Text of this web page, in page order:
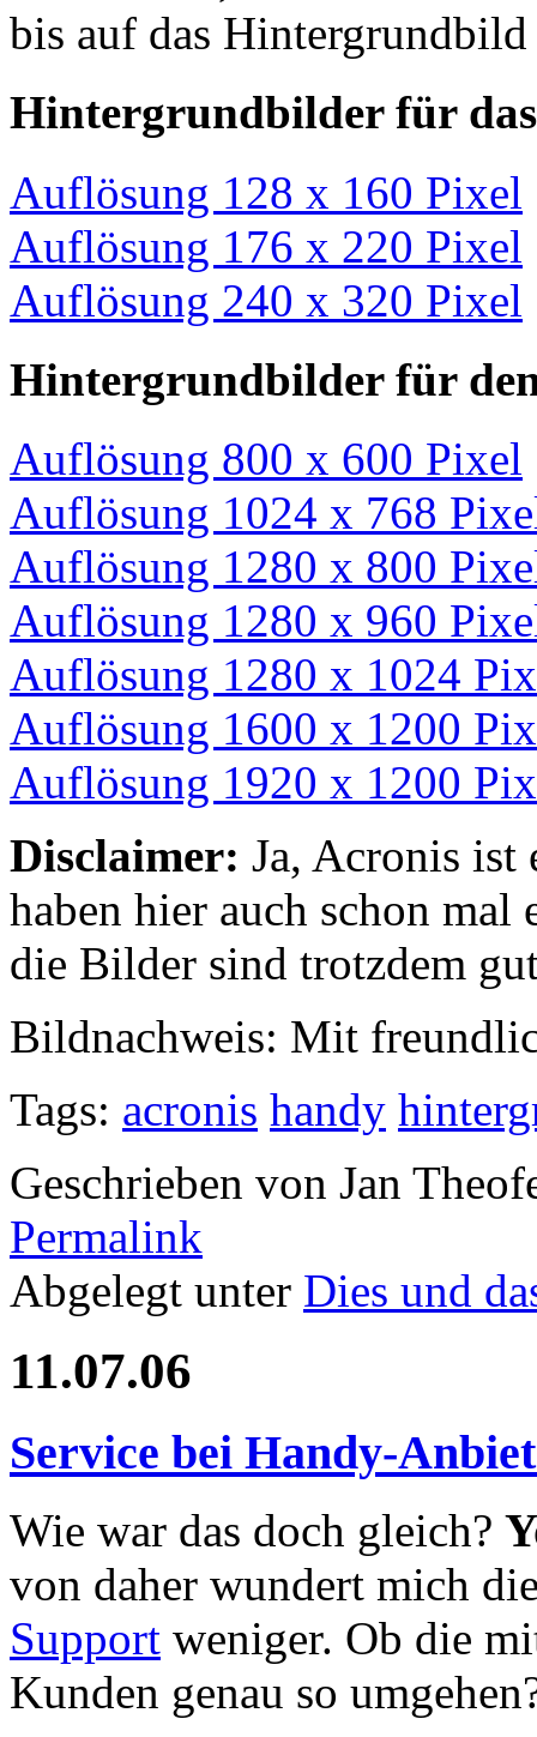
bis auf das
Hintergrundbilder für
Auflösung 128 x 160 Pixel
Auflösung 176 x 220 Pixel
Auflösung 240 x 320 Pixel
Hintergrundbilder für
Auflösung 800 x 600 Pixel
Auflösung 1024 x 768
Auflösung 1280 x 800
Auflösung 1280 x 960
Auflösung 1280 x 1024
Auflösung 1600 x 1200
Auflösung 1920 x 1200
Disclaimer: Ja, Acronis ist
haben hier auch schon mal
die Bilder sind trotzdem
Bildnachweis: Mit
Tags: acronis handy
Geschrieben von Jan
Permalink
Abgelegt unter Dies und
11.07.06
Service bei Handy-
Wie war das doch gleich?
von daher wundert mich
Support weniger. Ob die
Kunden genau so